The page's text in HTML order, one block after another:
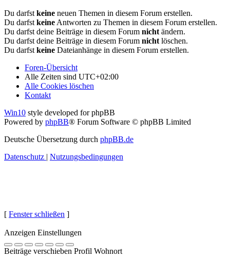
Du darfstkeine neuen Themen in diesem Forum erstellen.
Du darfstkeineAntworten zu Themen in diesem Forum erstellen.
Du darfst deine Beiträge in diesem Forum nichtändern.
Du darfst deine Beiträge in diesem Forum nichtlöschen.
Du darfstkeine Dateianhänge in diesem Forum erstellen.
Foren-Übersicht
Alle Zeiten sind UTC+02:00
Alle Cookies löschen
Kontakt
Win10 style developed for phpBB
Powered by phpBB® Forum Software © phpBB Limited
Deutsche Übersetzung durch phpBB.de
Datenschutz
Nutzungsbedingungen
[ Fenster schließen ]
Anzeigen Einstellungen
Beiträge verschieben Profil Wohnort